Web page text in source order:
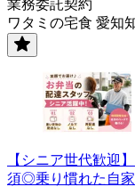
業務委託契約
ワタミの宅食 愛知
【シニア世代歓迎
須◎乗り慣れた自